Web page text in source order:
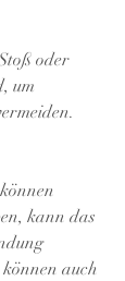
um
kann das
auch